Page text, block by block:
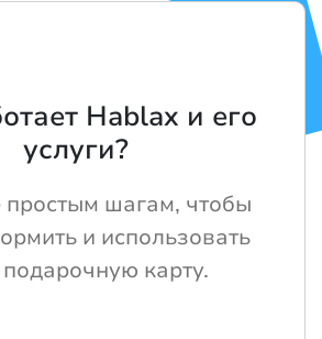
Hablax и его
услуги?
простым шагам, чтобы
и использовать
карту.